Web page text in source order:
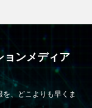
ョンメディア
、どこよりも早くま